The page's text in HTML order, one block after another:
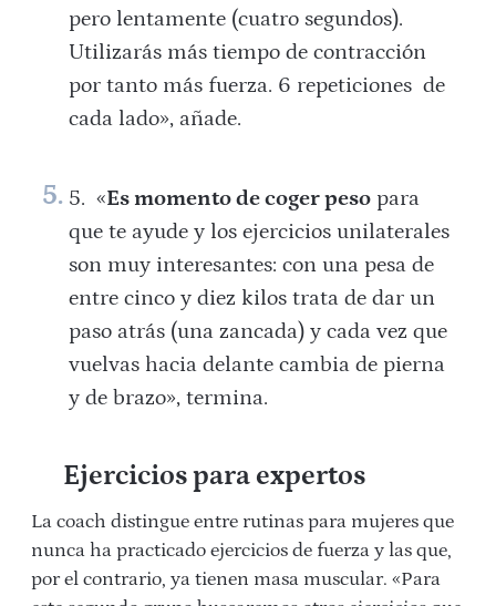
pero lentamente (cuatro segundos).
Utilizarás más tiempo de contracción
por tanto más fuerza. 6 repeticiones de
cada lado», añade.
«Es momento de coger pesopara
que te ayude y los ejercicios unilaterales
son muy interesantes: con una pesa de
entre cinco y diez kilos trata de dar un
paso atrás (una zancada) y cada vez que
vuelvas hacia delante cambia de pierna
y de brazo», termina.
Ejercicios para expertos
La coach distingue entre rutinas para mujeres que
nunca ha practicado ejercicios de fuerza y las que,
por el contrario, ya tienen masa muscular. «Para